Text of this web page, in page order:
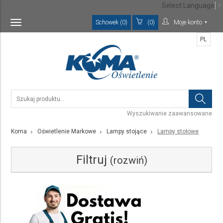
Toggle
navigation
Schowek (0) (0) Moje konto
Wyszukiwanie zaawansowane
PL
Koma Oświetlenie Markowe Lampy stojące Lampy stołowe
Filtruj (rozwiń)
Kategoria
Select Language